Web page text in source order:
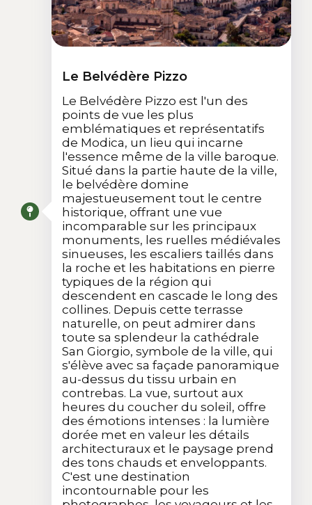
Le Belvédère Pizzo
Le Belvédère Pizzo est l'un des
points de vue les plus
emblématiques et représentatifs
de Modica, un lieu qui incarne
l'essence même de la ville baroque.
Situé dans la partie haute de la ville,
le belvédère domine
majestueusement tout le centre
historique, offrant une vue
incomparable sur les principaux
monuments, les ruelles médiévales
sinueuses, les escaliers taillés dans
la roche et les habitations en pierre
typiques de la région qui
descendent en cascade le long des
collines. Depuis cette terrasse
naturelle, on peut admirer dans
toute sa splendeur la cathédrale
San Giorgio, symbole de la ville, qui
s'élève avec sa façade panoramique
au-dessus du tissu urbain en
contrebas. La vue, surtout aux
heures du coucher du soleil, offre
des émotions intenses : la lumière
dorée met en valeur les détails
architecturaux et le paysage prend
des tons chauds et enveloppants.
C'est une destination
incontournable pour les